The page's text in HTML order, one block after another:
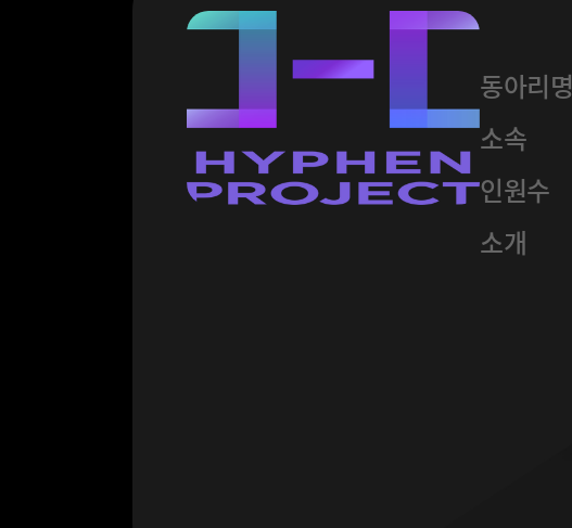
동아리명
소속
인원수
소개